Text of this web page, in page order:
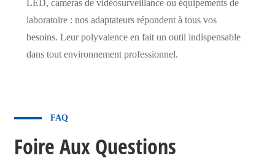
LED, caméras de vidéosurveillance ou équipements de
laboratoire : nos adaptateurs répondent à tous vos
besoins. Leur polyvalence en fait un outil indispensable
dans tout environnement professionnel.
FAQ
Foire Aux Questions